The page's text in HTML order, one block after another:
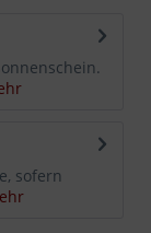
sofern